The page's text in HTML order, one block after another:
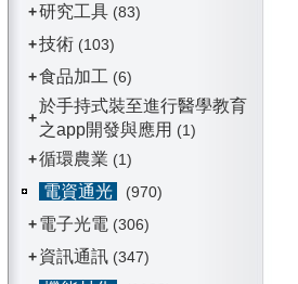
+研究工具(83)
+技術(103)
+食品加工 (6)
+
於手持式裝至進行醫學教育
之app開發與應用 (1)
+循環農業 (1)
電資通光
(970)
+ 電子光電 (306)
+ 資訊通訊(347)